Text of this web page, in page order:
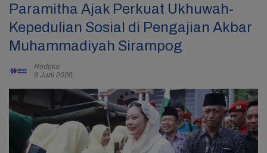
Paramitha Ajak Perkuat Ukhuwah-
Kepedulian Sosial di Pengajian Akbar
Muhammadiyah Sirampog
Redaksi
9 Juni 2026